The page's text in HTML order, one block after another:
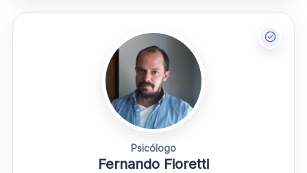
Psicólogo
Fernando Fioretti